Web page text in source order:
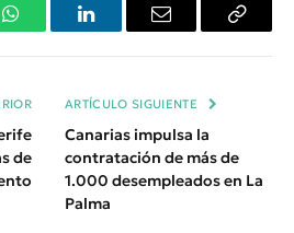
WhatsAppLinkedInEmail
Copiar
de
ARTÍCULO SIGUIENTE
Canarias impulsa la
contratación de más de
1.000 desempleados en La
Palma